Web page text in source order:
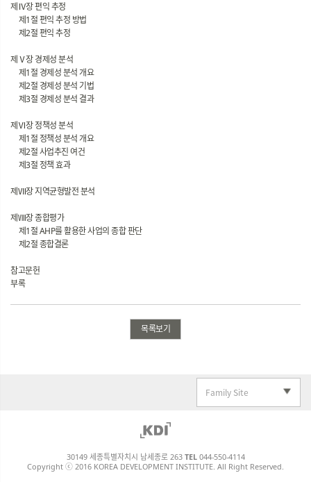
제Ⅳ장 편익 추정
제1절 편익 추정 방법
제2절 편익 추정
제Ⅴ장 경제성 분석
제1절 경제성 분석 개요
제2절 경제성 분석 기법
제3절 경제성 분석 결과
제Ⅵ장 정책성 분석
제1절 정책성 분석 개요
제2절 사업추진 여건
제3절 정책 효과
제Ⅶ장 지역균형발전 분석
제Ⅷ장 종합평가
제1절 AHP를 활용한 사업의 종합 판단
제2절 종합결론
참고문헌
부록
목록보기
Family Site
30149 세종특별자치시 남세종로 263 TEL044-550-4114
Copyright ⓒ 2016 KOREA DEVELOPMENT INSTITUTE. All Right Reserved.